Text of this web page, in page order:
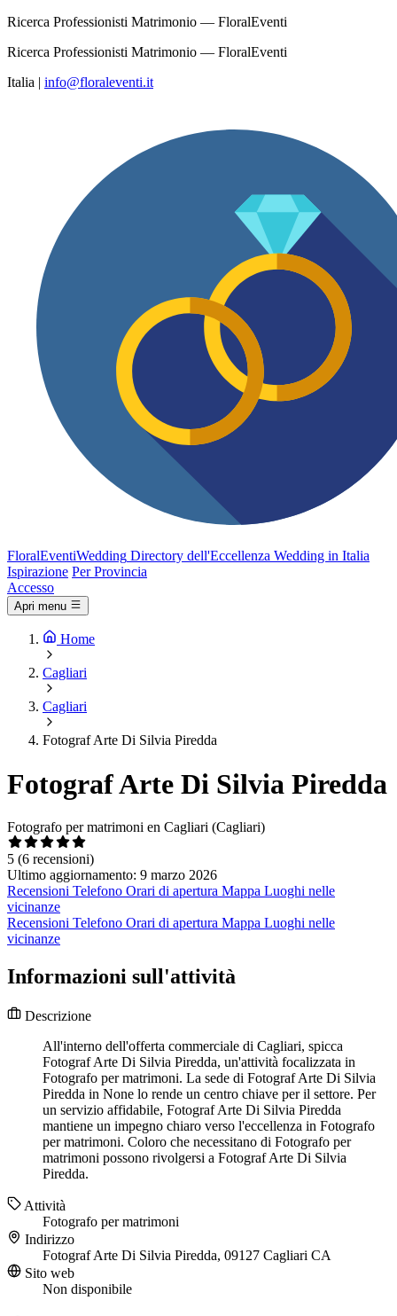
Ricerca Professionisti Matrimonio — FloralEventi
Ricerca Professionisti Matrimonio — FloralEventi
Italia | info@floraleventi.it
FloralEventiWedding Directory dell'Eccellenza Wedding in Italia
Ispirazione Per Provincia
Accesso
Apri menu
Home
Cagliari
Cagliari
Fotograf Arte Di Silvia Piredda
Fotograf Arte Di Silvia Piredda
Fotografo per matrimoni en Cagliari (Cagliari)
5 (6 recensioni)
Ultimo aggiornamento: 9 marzo 2026
Recensioni Telefono Orari di apertura Mappa Luoghi nelle
vicinanze
Recensioni Telefono Orari di apertura Mappa Luoghi nelle
vicinanze
Informazioni sull'attività
Descrizione
All'interno dell'offerta commerciale di Cagliari, spicca
Fotograf Arte Di Silvia Piredda, un'attività focalizzata in
Fotografo per matrimoni. La sede di Fotograf Arte Di Silvia
Piredda in None lo rende un centro chiave per il settore. Per
un servizio affidabile, Fotograf Arte Di Silvia Piredda
mantiene un impegno chiaro verso l'eccellenza in Fotografo
per matrimoni. Coloro che necessitano di Fotografo per
matrimoni possono rivolgersi a Fotograf Arte Di Silvia
Piredda.
Attività
Fotografo per matrimoni
Indirizzo
Fotograf Arte Di Silvia Piredda, 09127 Cagliari CA
Sito web
Non disponibile